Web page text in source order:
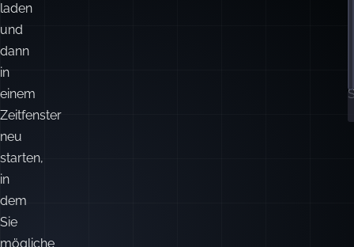
laden
und
dann
in
einem
Zeitfenster
neu
starten,
in
dem
Sie
mögliche